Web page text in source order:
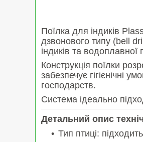
Поїлка для індиків
дзвонового типу (bell
індиків та водоплавної
Конструкція поїлки
забезпечує гігієнічні
господарств.
Система ідеально
Детальний опис
Тип птиці: